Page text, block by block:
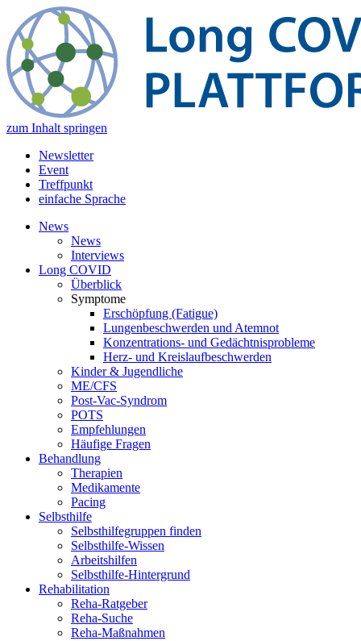
zum Inhalt springen
Newsletter
Event
Treffpunkt
einfache Sprache
News
News
Interviews
Long COVID
Überblick
Symptome
Erschöpfung (Fatigue)
Lungenbeschwerden und Atemnot
Konzentrations- und Gedächtnisprobleme
Herz- und Kreislaufbeschwerden
Kinder & Jugendliche
ME/CFS
Post-Vac-Syndrom
POTS
Empfehlungen
Häufige Fragen
Behandlung
Therapien
Medikamente
Pacing
Selbsthilfe
Selbsthilfegruppen finden
Selbsthilfe-Wissen
Arbeitshilfen
Selbsthilfe-Hintergrund
Rehabilitation
Reha-Ratgeber
Reha-Suche
Reha-Maßnahmen